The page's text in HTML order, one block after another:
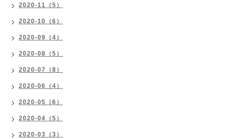
2020-11（5）
2020-10（6）
2020-09（4）
2020-08（5）
2020-07（8）
2020-06（4）
2020-05（6）
2020-04（5）
2020-03（3）